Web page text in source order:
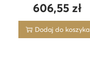
606,55zł
Dodaj do koszyka